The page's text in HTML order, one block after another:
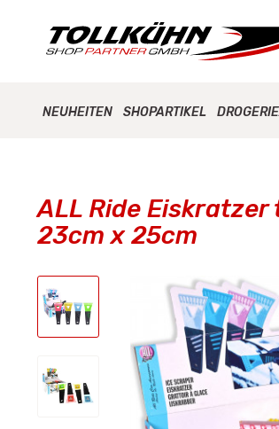
NEUHEITEN SHOPARTIKEL
ALL Ride
23cm x 25cm